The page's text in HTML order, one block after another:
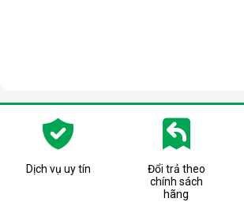
Dịch vụ uy tín
Đổi trả theo
chính sách
hãng